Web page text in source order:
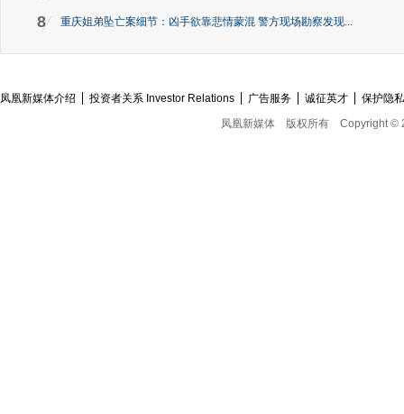
8 重庆姐弟坠亡案细节：凶手欲靠悲情蒙混 警方现场勘察发现...
凤凰新媒体介绍 投资者关系 Investor Relations 广告服务 诚征英才
保护隐
凤凰新媒体
版权所有 Copyright ©